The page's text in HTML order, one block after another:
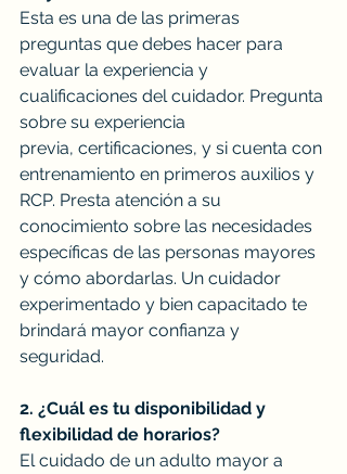
Esta es una de las primeras
preguntas que debes hacer para
evaluar la experiencia y
cualificaciones del cuidador. Pregunta
sobre su experiencia
previa, certificaciones, y si cuenta con
entrenamiento en primeros auxilios y
RCP. Presta atención a su
conocimiento sobre las necesidades
específicas de las personas mayores
y cómo abordarlas. Un cuidador
experimentado y bien capacitado te
brindará mayor confianza y
seguridad.
2. ¿Cuál es tu disponibilidad y
flexibilidad de horarios?
El cuidado de un adulto mayor a